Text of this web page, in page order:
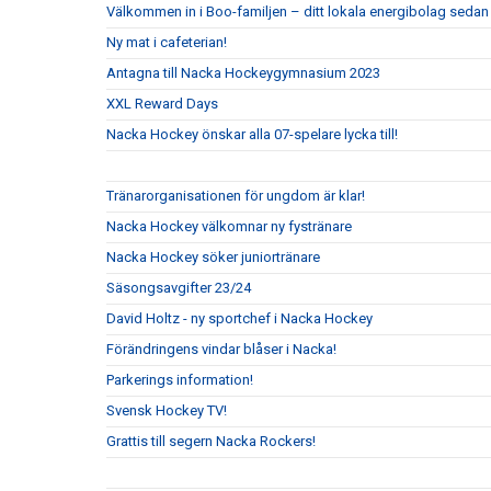
Välkommen in i Boo-familjen – ditt lokala energibolag sedan
Ny mat i cafeterian!
Antagna till Nacka Hockeygymnasium 2023
XXL Reward Days
Nacka Hockey önskar alla 07-spelare lycka till!
Tränarorganisationen för ungdom är klar!
Nacka Hockey välkomnar ny fystränare
Nacka Hockey söker juniortränare
Säsongsavgifter 23/24
David Holtz - ny sportchef i Nacka Hockey
Förändringens vindar blåser i Nacka!
Parkerings information!
Svensk Hockey TV!
Grattis till segern Nacka Rockers!